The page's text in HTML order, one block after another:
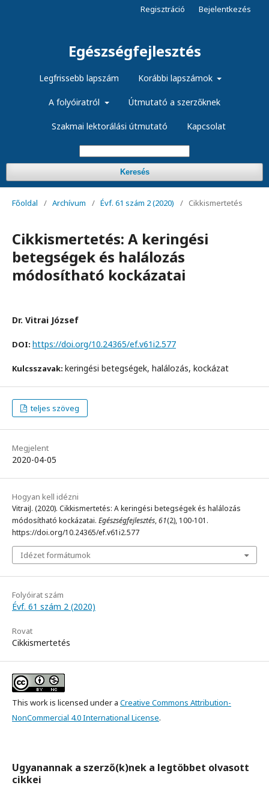
Egészségfejlesztés
Legfrissebb lapszám Korábbi lapszámok
A folyóiratról Útmutató a szerzőknek
Szakmai lektorálási útmutató Kapcsolat
Keresés
Regisztráció Bejelentkezés
Főoldal / Archívum / Évf. 61 szám 2 (2020) / Cikkismertetés
Cikkismertetés: A keringési
betegségek és halálozás
módosítható kockázatai
Dr. Vitrai József
DOI: https://doi.org/10.24365/ef.v61i2.577
Kulcsszavak: keringési betegségek, halálozás, kockázat
teljes szöveg
Megjelent
2020-04-05
Hogyan kell idézni
VitraiJ. (2020). Cikkismertetés: A keringési betegségek és halálozás
módosítható kockázatai. Egészségfejlesztés,61(2), 100-101.
https://doi.org/10.24365/ef.v61i2.577
Idézet formátumok
Folyóirat szám
Évf. 61 szám 2 (2020)
Rovat
Cikkismertetés
This work is licensed under a Creative Commons Attribution-
NonCommercial 4.0 International License.
Ugyanannak a szerző(k)nek a legtöbbet olvasott
cikkei